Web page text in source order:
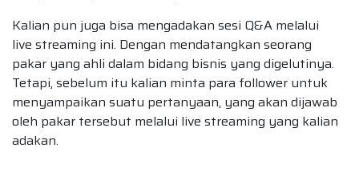
Kalian pun juga bisa mengadakan sesi Q&A melalui
live streaming ini. Dengan mendatangkan seorang
pakar yang ahli dalam bidang bisnis yang digelutinya.
Tetapi, sebelum itu kalian minta para follower untuk
menyampaikan suatu pertanyaan, yang akan dijawab
oleh pakar tersebut melalui live streaming yang kalian
adakan.